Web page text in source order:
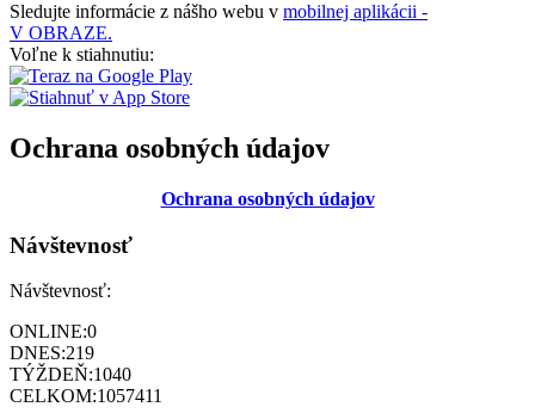
Sledujte informácie z nášho webu v mobilnej aplikácii -
V OBRAZE.
Voľne k stiahnutiu:
Ochrana osobných údajov
Ochrana osobných údajov
Návštevnosť
Návštevnosť:
ONLINE:0
DNES:219
TÝŽDEŇ:1040
CELKOM:1057411